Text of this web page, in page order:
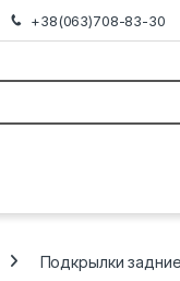
+38(063)708-83-30
Подкрылки